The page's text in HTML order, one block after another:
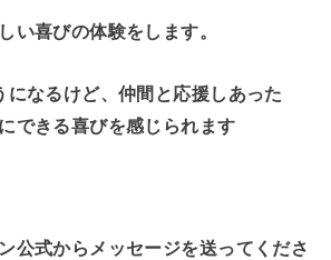
い喜びの体験をします。
になるけど、仲間と応援しあった
できる喜びを感じられます
公式からメッセージを送ってくださ